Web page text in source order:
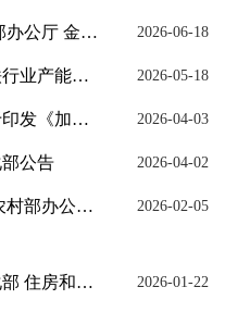
工业和信息化部办公厅 财政部办公厅 金融监管总局办公厅关于组织开展2026年首批次新材料保... 2026-06-18
工业和信息化部关于印发钢铁行业产能置换实施办法的通知 2026-05-18
工业和信息化部等七部门关于印发《加力推进石化化工行业老旧装置更新改造行动方案（2026－2... 2026-04-03
公告 2026-04-02
工业和信息化部办公厅 农业农村部办公厅关于公布非粮生物基材料产业创新发展典型案例的通知 2026-02-05
中华人民共和国工业和信息化部 住房和城乡建设部 应急管理部 国家市场监督管理总局 国家消防... 2026-01-22